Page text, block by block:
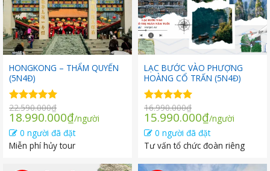
HONGKONG – THẨM QUYẾN
(5N4Đ)
Được xếp
hạng5.00
5 sao
22.590.000₫
Giá
gốc
là:
22.590.000₫.
18.990.000₫Giá
hiện
tại
là:
18.990.000₫.
/người
0 người đã đặt
Miễn phí hủy tour
LẠC BƯỚC VÀO PHƯỢNG
HOÀNG CỔ TRẤN (5N4Đ)
Được xếp
hạng5.00
5 sao
16.990.000₫
Giá
gốc
là:
16.990.000₫.
15.990.000₫Giá
hiện
tại
là:
/người
0 người đã đặt
Tư vấn tổ chức đoàn riêng